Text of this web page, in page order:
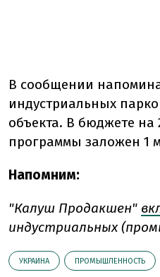
В сообщении
индустриальных
объекта. В бюджете на
программы заложен 1
Напомним:
"Калуш Продакшен"
индустриальных
УКРАИНА ПРОМЫШЛЕННОСТЬ